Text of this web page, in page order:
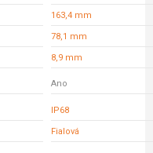
163,4 mm
78,1 mm
8,9 mm
Ano
IP68
Fialová